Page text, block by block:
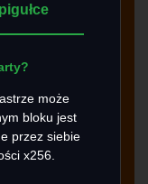
może
bloku jest
przez siebie
x256.